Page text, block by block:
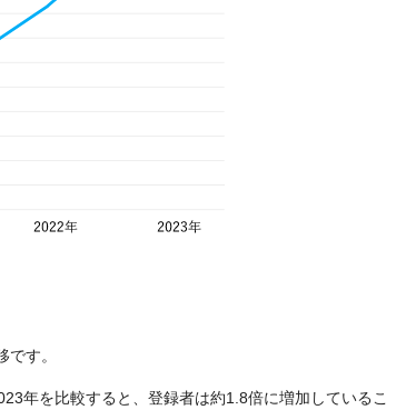
す。
年を比較すると、登録者は約1.8倍に増加しているこ